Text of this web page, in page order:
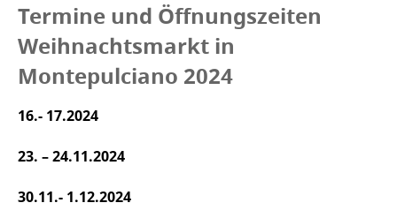
Termine und Öffnungszeiten
Weihnachtsmarkt in
Montepulciano 2024
16.- 17.2024
23. – 24.11.2024
30.11.- 1.12.2024